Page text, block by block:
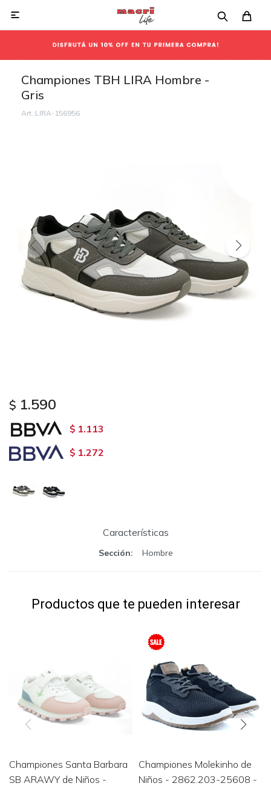

Championes TBH LIRA Hombre -
Gris
LIRA-156956
$ 1.590
$ 1.113
$ 1.272
Características
Sección Hombre
Productos que te pueden interesar
Championes Santa Barbara
SB ARAWY de Niños -
Championes Molekinho de
Niños - 2862.203-25608 -